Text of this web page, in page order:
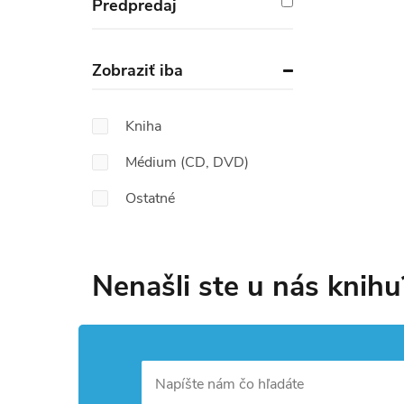
Predpredaj
Zobraziť iba
Kniha
Médium (CD, DVD)
Ostatné
Nenašli ste u nás
Napíšte nám čo hľadáte